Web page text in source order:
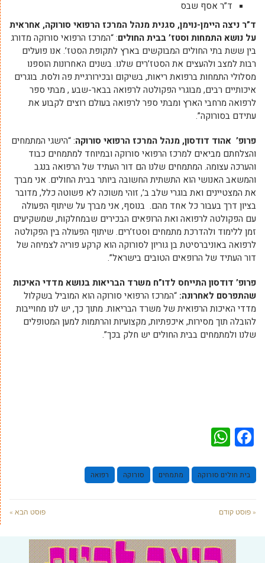
ד”ר אסף שבס
ד”ר ניצה היימן-נוימן, סגנית מנהל המרכז הרפואי סורוקה, אחראית
על נושא התמחות וסטז’ בביתהחולים: “המרכז הרפואי סורוקה מדורג
בין ששת בתי החולים המבוקשים בארץ לתקופת הסטז’. אנו פועלים
רבות למצב ולהעצים את הסטז’רים שלנו. בשנים האחרונות הוספנו
מסלולי התמחות ברפואת ריאות, בשיקום ובכירורגיית פה ולסת. בוגרים
איכותיים רבים, מבוגרי הפקולטה לרפואה בבאר-שבע , מבתי ספר
לרפואה מרחבי הארץ ומבתי ספר לרפואה בעולם רוצים לקבוע את
עתידם בסורוקה”.
פרופ’ אהוד דודסון, מנהל המרכז הרפואי סורוקה: “הישגי המתמחים
והצלחתם מביאים למרכז הרפואי סורוקה ובמיוחד למתמחים כבוד
והערכה עצומה. המתמחים שלנו הם דור העתיד של הרפואה בנגב
והמשאב האנושי הוא התשתית החשובה ביותר בבית החולים. אני מברך
את המצטיינים ואת בוגרי שלב ב’, זוהי משוכה לא פשוטה כלל, מדובר
בציון דרך בעבור כל אחד מהם. בנוסף, אני מברך על שיתוף הפעולה
עם הפקולטה לרפואה ואת הרופאים הבכירים שבמחלקות, שמשקיעים
זמן ללימוד ולהדרכת מתמחים וסטז’רים. שיתוף הפעולה בין הפקולטה
לרפואה באוניברסיטת בן גוריון לסורוקה הוא קרקע פוריה לצמיחה של
דור העתיד של הרופאים הטובים בישראל”.
פרופ’ דודסון התייחס לדו”ח משרד הבריאות בנושא מדדי האיכות
שהתפרסם לאחרונה: “המרכז הרפואי סורוקה הוא המוביל בשקלול
מדדי האיכות הרפואית של משרד הבריאות. מתוך כך, יש לנו מחוייבות
להובלה תוך מסירות, איכפתיות, מקצועיות והרתמות למען המטופלים
שלנו ולמתמחים בבית החולים יש חלק בכך”.
Facebook
בית חולים סורוקה מתמחים סורוקה רפואה
« פוסט קודם פוסט הבא »